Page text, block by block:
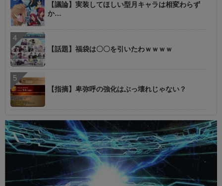
【議論】実装してほしい型月キャラは相変わらず
か…
【話題】福袋は〇〇を引いたわｗｗｗｗ
【指摘】卑弥呼の強化はぶっ壊れじゃない？